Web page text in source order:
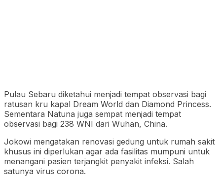
Pulau Sebaru diketahui menjadi tempat observasi bagi
ratusan kru kapal Dream World dan Diamond Princess.
Sementara Natuna juga sempat menjadi tempat
observasi bagi 238 WNI dari Wuhan, China.
Jokowi mengatakan renovasi gedung untuk rumah sakit
khusus ini diperlukan agar ada fasilitas mumpuni untuk
menangani pasien terjangkit penyakit infeksi. Salah
satunya virus corona.